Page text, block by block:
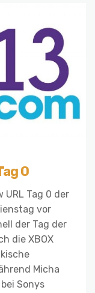
0
URL Tag 0 der
vor
der Tag der
die XBOX
Micha
Sonys